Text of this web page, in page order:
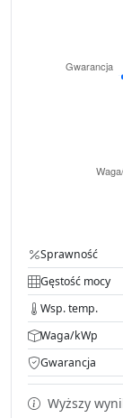
Sprawność
Gęstość mocy
Wsp. temp.
Waga/kWp
Gwarancja
Wyższy